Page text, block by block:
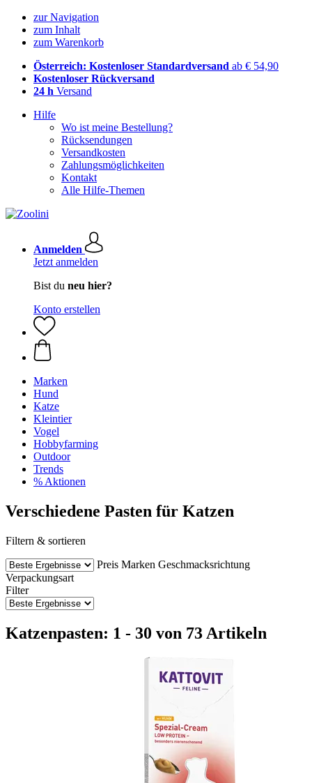
zur Navigation
zum Inhalt
zum Warenkorb
Österreich: Kostenloser Standardversand ab € 54,90
Kostenloser Rückversand
24 h Versand
Hilfe
Wo ist meine Bestellung?
Rücksendungen
Versandkosten
Zahlungsmöglichkeiten
Kontakt
Alle Hilfe-Themen
Anmelden
Jetzt anmelden
Bist du neu hier?
Konto erstellen
Marken
Hund
Katze
Kleintier
Vogel
Hobbyfarming
Outdoor
Trends
% Aktionen
Verschiedene Pasten für Katzen
Filtern & sortieren
Preis Marken Geschmacksrichtung
Verpackungsart
Filter
Katzenpasten: 1 - 30 von 73 Artikeln